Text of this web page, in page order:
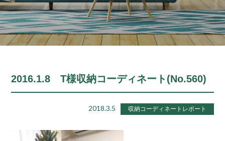
2016.1.8 T様収納コーディネート(No.560)
2018.3.5 収納コーディネートレポート